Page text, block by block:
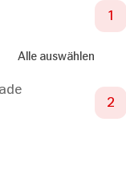
Alle auswählen